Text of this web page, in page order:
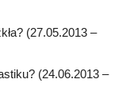
(27.05.2013 –
(24.06.2013 –